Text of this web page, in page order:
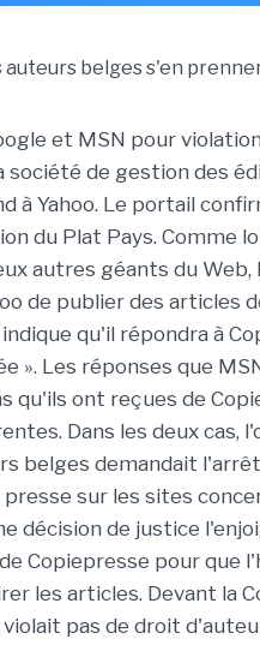
et MSN pour
société de gestion des
à Yahoo. Le portail
du Plat Pays. Comme
autres géants du Web,
de publier des articles
qu'il répondra à
». Les réponses que
qu'ils ont reçues de
Dans les deux cas,
belges demandait
sur les sites
décision de justice
Copiepresse pour que
les articles. Devant la
pas de droit